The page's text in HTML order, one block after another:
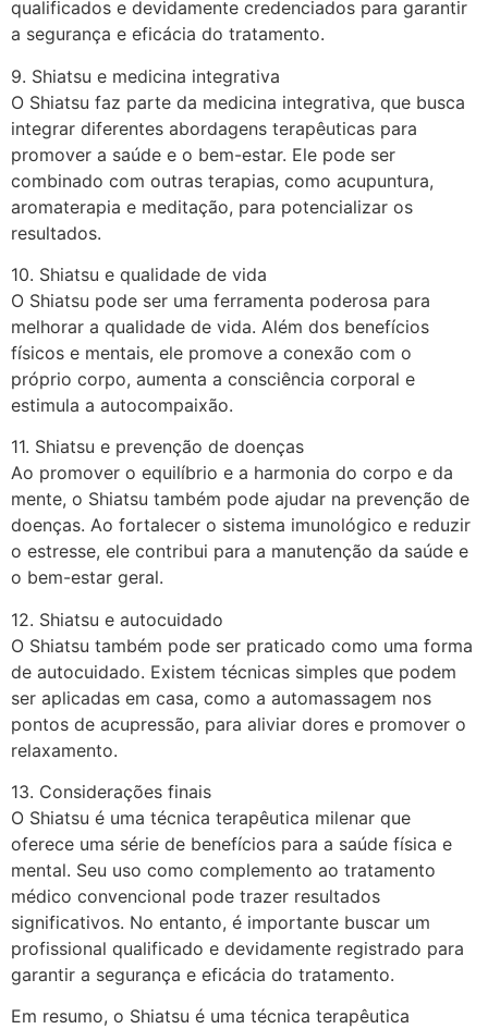
qualificados e devidamente credenciados para garantir
a segurança e eficácia do tratamento.
9. Shiatsu e medicina integrativa
O Shiatsu faz parte da medicina integrativa, que busca
integrar diferentes abordagens terapêuticas para
promover a saúde e o bem-estar. Ele pode ser
combinado com outras terapias, como acupuntura,
aromaterapia e meditação, para potencializar os
resultados.
10. Shiatsu e qualidade de vida
O Shiatsu pode ser uma ferramenta poderosa para
melhorar a qualidade de vida. Além dos benefícios
físicos e mentais, ele promove a conexão com o
próprio corpo, aumenta a consciência corporal e
estimula a autocompaixão.
11. Shiatsu e prevenção de doenças
Ao promover o equilíbrio e a harmonia do corpo e da
mente, o Shiatsu também pode ajudar na prevenção de
doenças. Ao fortalecer o sistema imunológico e reduzir
o estresse, ele contribui para a manutenção da saúde e
o bem-estar geral.
12. Shiatsu e autocuidado
O Shiatsu também pode ser praticado como uma forma
de autocuidado. Existem técnicas simples que podem
ser aplicadas em casa, como a automassagem nos
pontos de acupressão, para aliviar dores e promover o
relaxamento.
13. Considerações finais
O Shiatsu é uma técnica terapêutica milenar que
oferece uma série de benefícios para a saúde física e
mental. Seu uso como complemento ao tratamento
médico convencional pode trazer resultados
significativos. No entanto, é importante buscar um
profissional qualificado e devidamente registrado para
garantir a segurança e eficácia do tratamento.
Em resumo, o Shiatsu é uma técnica terapêutica